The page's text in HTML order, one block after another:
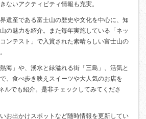
ないアクティビティ情報も充実。
遺産である富士山の歴史や文化を中心に、知
の魅力を紹介。また毎年実施している「ネッ
ンテスト」で入賞された素晴らしい富士山の
海」や、湧水と緑溢れる街「三島」、活気と
、食べ歩き映えスイーツや大人気のお店を
ルでも紹介。是非チェックしてみてくださ
お出かけスポットなど随時情報を更新してい